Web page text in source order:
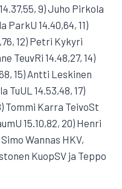
9) Juho Pirkola
ParkU 14.40,64, 11)
12) Petri Kykyri
TeuvRi 14.48,27, 14)
15) Antti Leskinen
TuUL 14.53,48, 17)
Tommi Karra TeivoSt
15.10,82, 20) Henri
Wannas HKV,
KuopSV ja Teppo